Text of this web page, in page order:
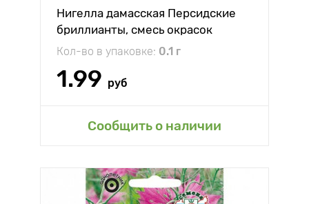
Нигелла дамасская Персидские
бриллианты, смесь окрасок
Кол-во в упаковке: 0.1 г
1.99 руб
Сообщить о наличии